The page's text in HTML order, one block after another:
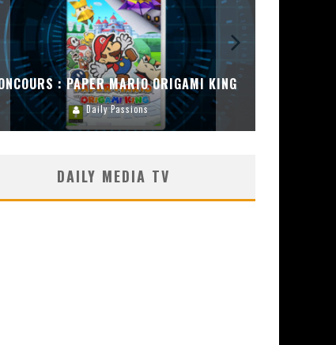
: PAPER MARIO ORIGAMI KING
Daily Passions
DAILY MEDIA TV